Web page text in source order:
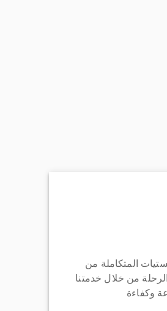
المتكاملة من
من خلال خدمتنا
وكفاءة